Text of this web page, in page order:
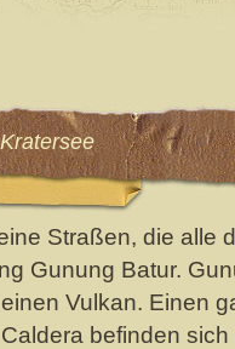
Straßen, die alle
Gunung Batur.
Vulkan. Einen
befinden